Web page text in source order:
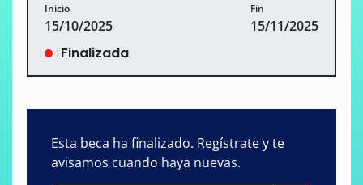
Inicio
15/10/2025
Fin
15/11/2025
Finalizada
Esta beca ha finalizado. Regístrate y te
avisamos cuando haya nuevas.